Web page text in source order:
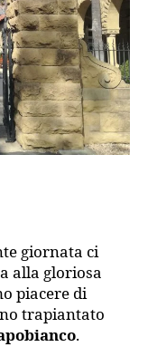
giornata ci
alla gloriosa
piacere di
trapiantato
.